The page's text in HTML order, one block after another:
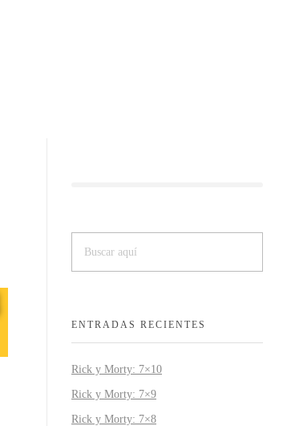
ENTRADAS RECIENTES
Rick y Morty: 7×10
Rick y Morty: 7×9
Rick y Morty: 7×8